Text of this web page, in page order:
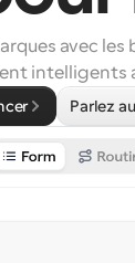
avec les
intelligents
Parlez